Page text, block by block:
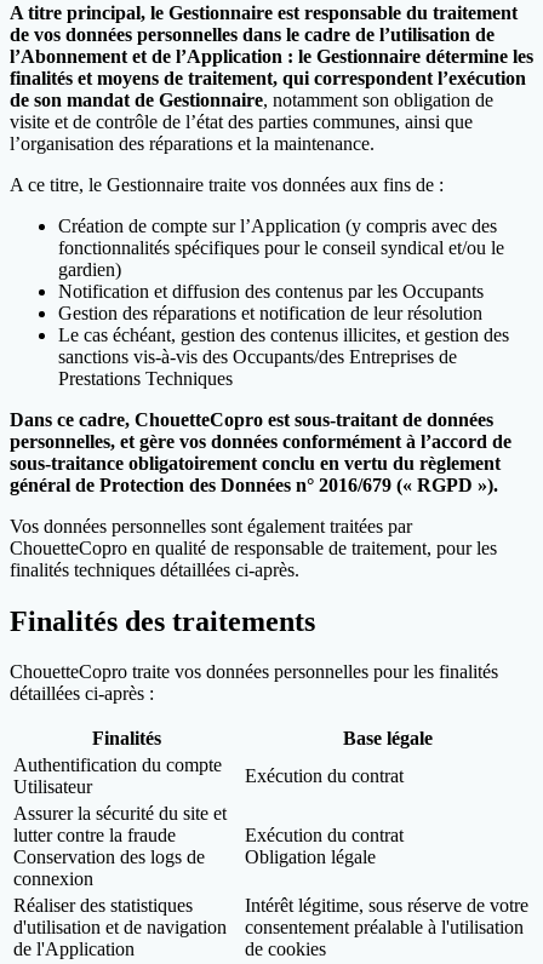
A titre principal, le Gestionnaire est responsable du traitement
de vos données personnelles dans le cadre de l’utilisation de
l’Abonnement et de l’Application : le Gestionnaire détermine les
finalités et moyens de traitement, qui correspondent l’exécution
de son mandat de Gestionnaire, notamment son obligation de
visite et de contrôle de l’état des parties communes, ainsi que
l’organisation des réparations et la maintenance.
A ce titre, le Gestionnaire traite vos données aux fins de :
Création de compte sur l’Application (y compris avec des
fonctionnalités spécifiques pour le conseil syndical et/ou le
gardien)
Notification et diffusion des contenus par les Occupants
Gestion des réparations et notification de leur résolution
Le cas échéant, gestion des contenus illicites, et gestion des
sanctions vis-à-vis des Occupants/des Entreprises de
Prestations Techniques
Dans ce cadre, ChouetteCopro est sous-traitant de données
personnelles, et gère vos données conformément à l’accord de
sous-traitance obligatoirement conclu en vertu du règlement
général de Protection des Données n° 2016/679 (« RGPD »).
Vos données personnelles sont également traitées par
ChouetteCopro en qualité de responsable de traitement, pour les
finalités techniques détaillées ci-après.
Finalités des traitements
ChouetteCopro traite vos données personnelles pour les finalités
détaillées ci-après :
Finalités
Base légale
Authentification du compte
Utilisateur
Exécution du contrat
Assurer la sécurité du site et
lutter contre la fraude
Conservation des logs de
connexion
Exécution du contrat
Obligation légale
Réaliser des statistiques
d'utilisation et de navigation
de l'Application
Intérêt légitime, sous réserve de votre
consentement préalable à l'utilisation
de cookies